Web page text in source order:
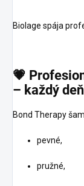
Biolage spája
💗
– každý deň
Bond Therapy
pevné,
pružné,